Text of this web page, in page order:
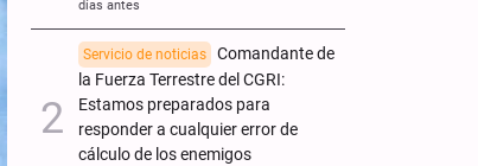
días antes
Servicio de noticias
Comandante de
la Fuerza Terrestre del CGRI:
Estamos preparados para
responder a cualquier error de
cálculo de los enemigos